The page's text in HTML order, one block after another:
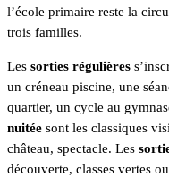
l’école primaire reste la
trois familles.
Les sorties régulières
un créneau piscine, une
quartier, un cycle au
nuitée sont les classiques
château, spectacle. Les
découverte, classes vertes